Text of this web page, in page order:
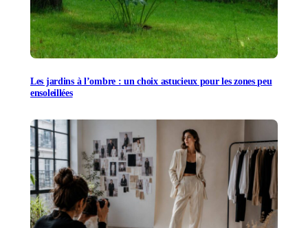
Les jardins à l’ombre : un choix astucieux pour les zones peu
ensoleillées